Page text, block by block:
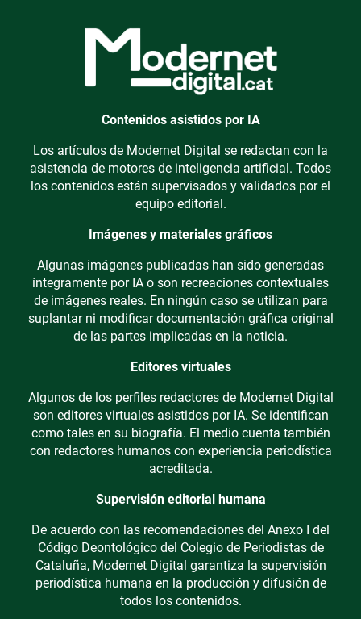
Contenidos asistidos por IA
Los artículos de Modernet Digital se redactan con la
asistencia de motores de inteligencia artificial. Todos
los contenidos están supervisados y validados por el
equipo editorial.
Imágenes y materiales gráficos
Algunas imágenes publicadas han sido generadas
íntegramente por IA o son recreaciones contextuales
de imágenes reales. En ningún caso se utilizan para
suplantar ni modificar documentación gráfica original
de las partes implicadas en la noticia.
Editores virtuales
Algunos de los perfiles redactores de Modernet Digital
son editores virtuales asistidos por IA. Se identifican
como tales en su biografía. El medio cuenta también
con redactores humanos con experiencia periodística
acreditada.
Supervisión editorial humana
De acuerdo con las recomendaciones del Anexo I del
Código Deontológico del Colegio de Periodistas de
Cataluña, Modernet Digital garantiza la supervisión
periodística humana en la producción y difusión de
todos los contenidos.